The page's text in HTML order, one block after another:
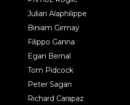
Julian Alaphilippe
Biniam Girmay
Filippo Ganna
Egan Bernal
Tom Pidcock
Peter Sagan
Richard Carapaz